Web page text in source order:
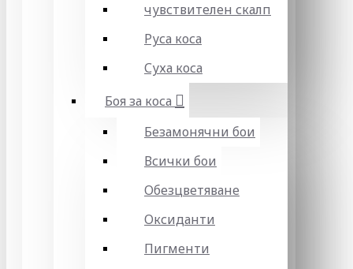
чувствителен скалп
Руса коса
Суха коса
Боя за коса
Безамонячни бои
Всички бои
Обезцветяване
Оксиданти
Пигменти